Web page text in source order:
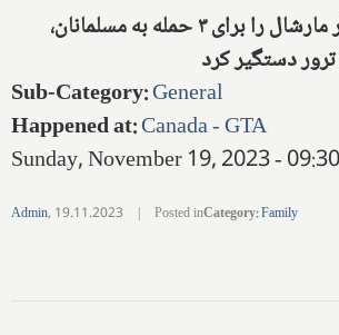
پلیس تورنتو، چندلر مارشال را برای ۳ حمله به مسلمانان،
دستگیر کرد
Sub-Category:General
Happened at:Canada - GTA
Sunday, November 19, 2023 - 09:30
Admin, 19.11.2023 | Posted inCategory:Family